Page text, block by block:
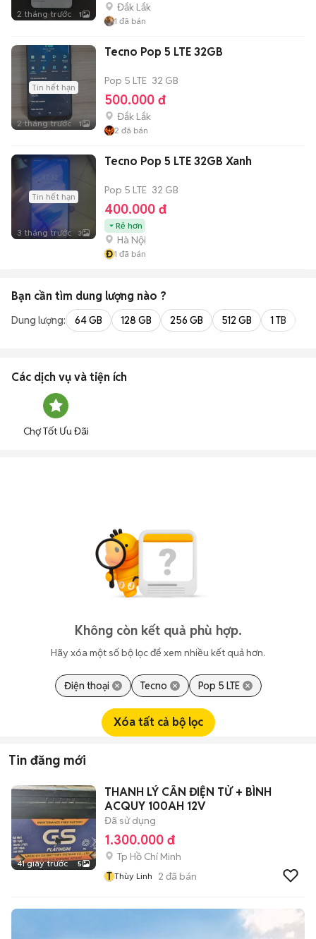
2 tháng trước 1
Đắk Lắk
1 đã bán
Tin hết hạn
2 tháng trước 1
Tecno Pop 5 LTE 32GB
Pop 5 LTE 32 GB
500.000 đ
Đắk Lắk
2 đã bán
Tin hết hạn
3 tháng trước 3
Tecno Pop 5 LTE 32GB Xanh
Pop 5 LTE 32 GB
400.000 đ
Rẻ hơn
Hà Nội
Đ1 đã bán
Bạn cần tìm dung lượng nào ?
Dung lượng: 64 GB 128 GB 256 GB 512 GB 1 TB
Các dịch vụ và tiện ích
Chợ Tốt Ưu Đãi
Không còn kết quả phù hợp.
Hãy xóa một số bộ lọc để xem nhiều kết quả hơn.
Điện thoại Tecno Pop 5 LTE
Xóa tất cả bộ lọc
Tin đăng mới
41 giây trước 5
THANH LÝ CÂN ĐIỆN TỬ + BÌNH
ACQUY 100AH 12V
Đã sử dụng
1.300.000 đ
Tp Hồ Chí Minh
T Thùy Linh 2 đã bán